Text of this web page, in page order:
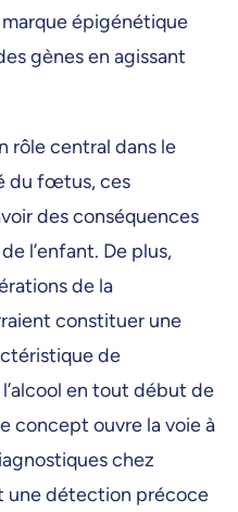
épigénétique
gènes en agissant
rôle central dans le
du fœtus, ces
des conséquences
l’enfant. De plus,
de la
constituer une
de
l’alcool en tout début de
concept ouvre la voie à
chez
une détection précoce